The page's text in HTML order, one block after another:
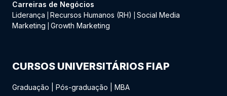
Carreiras de Negócios
Liderança
Recursos Humanos (RH)
Social Media
Marketing
Growth Marketing
CURSOS UNIVERSITÁRIOS FIAP
Graduação Pós-graduação MBA